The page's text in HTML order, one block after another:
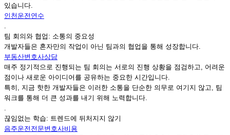
있습니다.
인천운전연수
.
팀 회의와 협업: 소통의 중요성
개발자들은 혼자만의 작업이 아닌 팀과의 협업을 통해 성장합니다.
부동산변호사상담
매주 정기적으로 진행되는 팀 회의는 서로의 진행 상황을 점검하고, 어려운
점이나 새로운 아이디어를 공유하는 중요한 시간입니다.
특히, 지금 핫한 개발자들은 이러한 소통을 단순한 의무로 여기지 않고, 팀
워크를 통해 더 큰 성과를 내기 위해 노력합니다.
.
끊임없는 학습: 트렌드에 뒤처지지 않기
음주운전전문변호사비용